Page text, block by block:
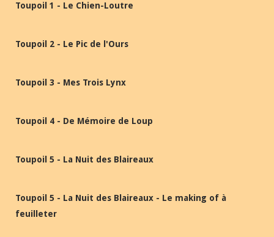
Toupoil 1 - Le Chien-Loutre
Toupoil 2 - Le Pic de l'Ours
Toupoil 3 - Mes Trois Lynx
Toupoil 4 - De Mémoire de Loup
Toupoil 5 - La Nuit des Blaireaux
Toupoil 5 - La Nuit des Blaireaux - Le making of à
feuilleter